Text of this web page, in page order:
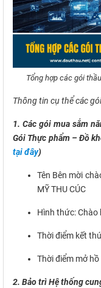
Tổng hợp các gói
Thông tin cụ thể các
1. Các gói mua sắm
Gói Thực phẩm – Đồ
tại đây)
Tên Bên mời
MỸ THU CÚC
Hình thức: Chào
Thời điểm kết
Thời điểm mở
2. Bảo trì Hệ thống